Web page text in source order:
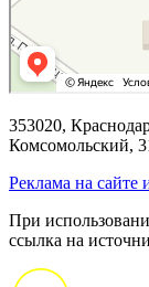
353020,
Комсомольский,
Реклама на сайте
При
ссылка на